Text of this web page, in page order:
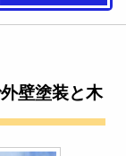
壁塗装と木